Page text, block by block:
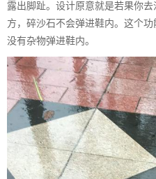
露出脚趾。设计原意就是若果你
方，碎沙石不会弹进鞋内。这个
没有杂物弹进鞋内。